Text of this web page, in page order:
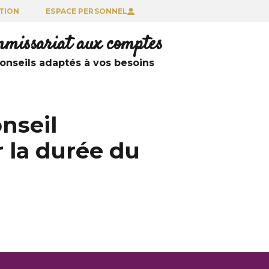
ESPACE PERSONNEL
aux comptes
adaptés à vos besoins
durée du